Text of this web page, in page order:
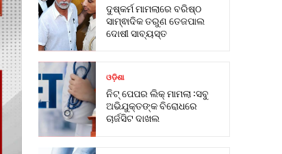
ଦୁଷ୍କର୍ମ ମାମଲାରେ ବରିଷ୍ଠ
ସାମ୍ଵାଦିକ ତରୁଣ ତେଜପାଲ
ଦୋଷୀ ସାବ୍ୟସ୍ତ
ଓଡ଼ିଶା
ନିଟ୍ ପେପର ଲିକ୍ ମାମଲା :ସବୁ
ଅଭିଯୁକ୍ତଙ୍କ ବିରୋଧରେ
ଚାର୍ଜସିଟ ଦାଖଲ